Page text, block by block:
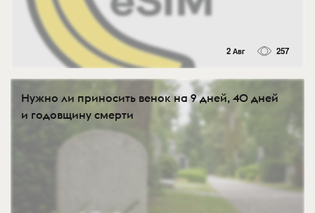
2 Авг 257
Нужно ли приносить венок на 9 дней, 40 дней
и годовщину смерти